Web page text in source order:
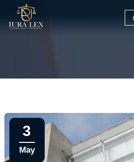
3
May